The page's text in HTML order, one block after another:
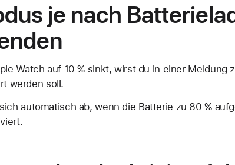
je nach
Watch auf 10 % sinkt, wirst du in einer Meldung
werden soll.
automatisch ab, wenn die Batterie zu 80 %